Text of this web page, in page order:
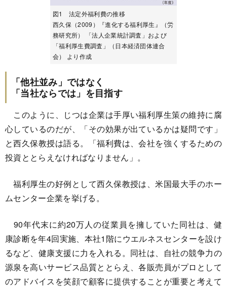
図1 法定外福利費の推移
西久保（2009）『進化する福利厚生』（労
務研究所） 「法人企業統計調査」および
「福利厚生費調査」（日本経済団体連合
会） より作成
「他社並み」ではなく
「当社ならでは」を目指す
このように、じつは企業は手厚い福利厚生策の維持に腐
心しているのだが、「その効果が出ているかは疑問です」
と西久保教授は語る。「福利費は、会社を強くするための
投資ととらえなければなりません」。
福利厚生の好例として西久保教授は、米国最大手のホー
ムセンター企業を挙げる。
90年代末に約20万人の従業員を擁していた同社は、健
康診断を年4回実施、本社1階にウエルネスセンターを設け
るなど、健康支援に力を入れる。同社は、自社の競争力の
源泉を高いサービス品質ととらえ、各販売員がプロとして
のアドバイスを笑顔で顧客に提供することが重要と考えて